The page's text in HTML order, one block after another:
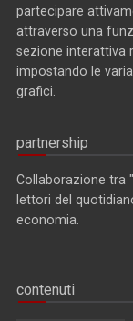
partecipare
attraverso una
sezione interattiva
impostando le
grafici.
partnership
Collaborazione tra
lettori del
economia.
contenuti